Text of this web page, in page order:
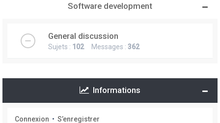
Software development
General discussion
Sujets : 102Messages : 362
Informations
Connexion • S’enregistrer